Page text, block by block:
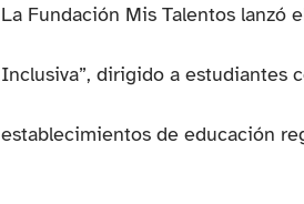
La Fundación Mis Talentos lanzó
Inclusiva”, dirigido a estudiantes
establecimientos de educación